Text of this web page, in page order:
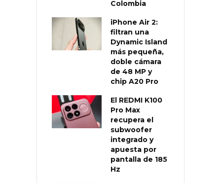
Colombia
iPhone Air 2:
filtran una
Dynamic Island
más pequeña,
doble cámara
de 48 MP y
chip A20 Pro
El REDMI K100
Pro Max
recupera el
subwoofer
integrado y
apuesta por
pantalla de 185
Hz